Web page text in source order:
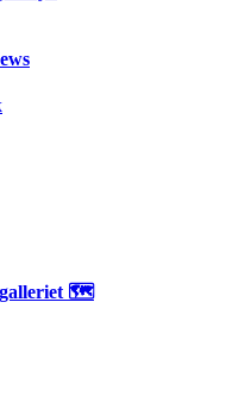
🗺